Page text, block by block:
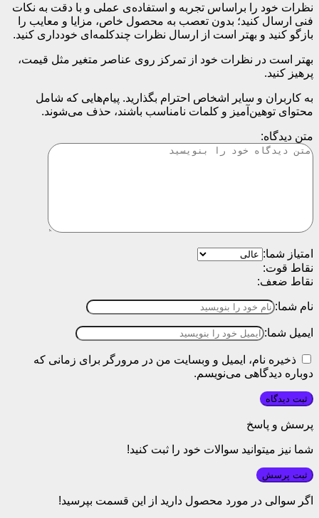
نظرات خود را براساس تجربه و استفاده‌ی عملی و با دقت به نکات
فنی ارسال کنید؛ بدون تعصب به محصول خاص، مزایا و معایب را
بازگو کنید و بهتر است از ارسال نظرات چندکلمه‌‌ای خودداری کنید.
بهتر است در نظرات خود از تمرکز روی عناصر متغیر مثل قیمت،
پرهیز کنید.
به کاربران و سایر اشخاص احترام بگذارید. پیام‌هایی که شامل
محتوای توهین‌آمیز و کلمات نامناسب باشند، حذف می‌شوند.
متن دیدگاه:
امتیاز شما:
نقاط قوت:
نقاط ضعف:
نام شما:
ایمیل شما:
ذخیره نام، ایمیل و وبسایت من در مرورگر برای زمانی که
دوباره دیدگاهی می‌نویسم.
پرسش و پاسخ
شما نیز میتوانید سوالات خود را ثبت کنید!
ثبت پرسش
اگر سوالی در مورد محصول دارید از این قسمت بپرسید!